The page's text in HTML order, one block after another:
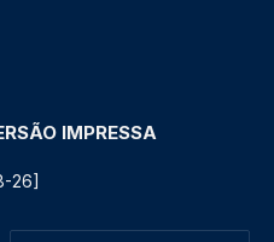
IMPRESSA
26]